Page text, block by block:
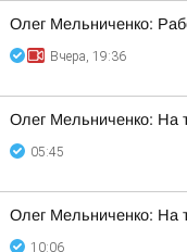
Олег Мельниченко:
Вчера, 19:36
Олег Мельниченко: На
05:45
Олег Мельниченко: На
10:06